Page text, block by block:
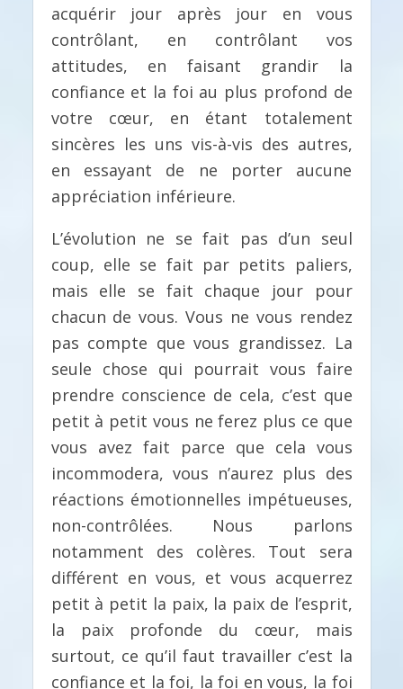
acquérir jour après jour en vous
contrôlant, en contrôlant vos
attitudes, en faisant grandir la
confiance et la foi au plus profond de
votre cœur, en étant totalement
sincères les uns vis-à-vis des autres,
en essayant de ne porter aucune
appréciation inférieure.
L’évolution ne se fait pas d’un seul
coup, elle se fait par petits paliers,
mais elle se fait chaque jour pour
chacun de vous. Vous ne vous rendez
pas compte que vous grandissez. La
seule chose qui pourrait vous faire
prendre conscience de cela, c’est que
petit à petit vous ne ferez plus ce que
vous avez fait parce que cela vous
incommodera, vous n’aurez plus des
réactions émotionnelles impétueuses,
non-contrôlées. Nous parlons
notamment des colères. Tout sera
différent en vous, et vous acquerrez
petit à petit la paix, la paix de l’esprit,
la paix profonde du cœur, mais
surtout, ce qu’il faut travailler c’est la
confiance et la foi, la foi en vous, la foi